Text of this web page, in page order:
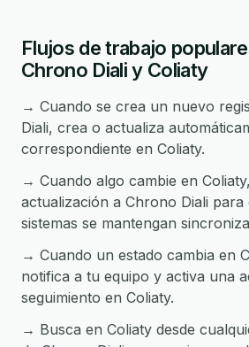
Flujos de trabajo
Chrono Diali y Coliaty
→ Cuando se crea un nuevo
Diali, crea o actualiza
correspondiente en Coliaty.
→ Cuando algo cambie en
actualización a Chrono Diali para
sistemas se mantengan
→ Cuando un estado cambia en
notifica a tu equipo y activa una
seguimiento en Coliaty.
→ Busca en Coliaty desde